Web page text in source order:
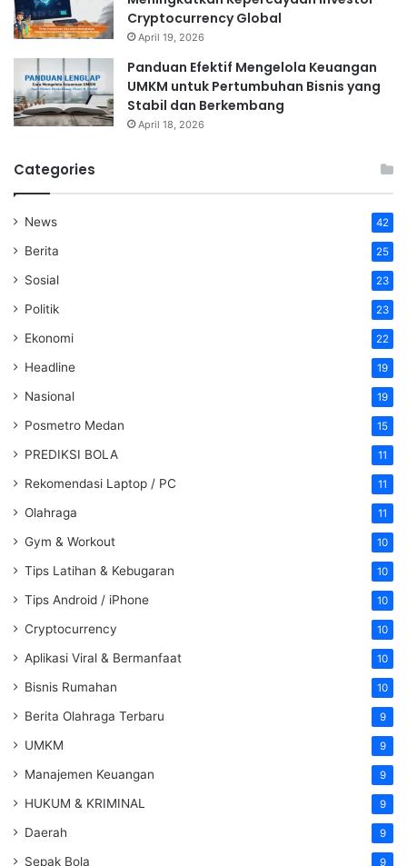
Cryptocurrency Global
April 19, 2026
Panduan Efektif Mengelola Keuangan
UMKM untuk Pertumbuhan Bisnis yang
Stabil dan Berkembang
April 18, 2026
Categories
News 42
Berita 25
Sosial 23
Politik 23
Ekonomi 22
Headline 19
Nasional 19
Posmetro Medan 15
PREDIKSI BOLA 11
Rekomendasi Laptop / PC 11
Olahraga 11
Gym & Workout 10
Tips Latihan & Kebugaran 10
Tips Android / iPhone 10
Cryptocurrency 10
Aplikasi Viral & Bermanfaat 10
Bisnis Rumahan 10
Berita Olahraga Terbaru 9
UMKM 9
Manajemen Keuangan 9
HUKUM & KRIMINAL 9
Daerah 9
Sepak Bola 9